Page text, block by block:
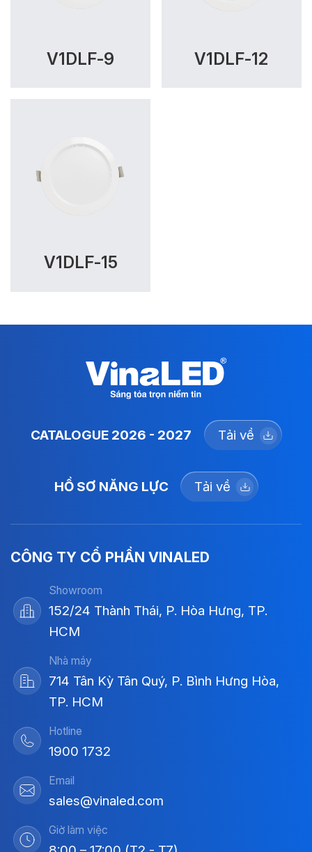
V1DLF-9 V1DLF-12
V1DLF-15
CATALOGUE 2026 - 2027 Tải về
HỒ SƠ NĂNG LỰC Tải về
CÔNG TY CỔ PHẦN VINALED
Showroom
152/24 Thành Thái, P. Hòa Hưng, TP.
HCM
Nhà máy
714 Tân Kỳ Tân Quý, P. Bình Hưng Hòa,
TP. HCM
Hotline
1900 1732
Email
sales@vinaled.com
Giờ làm việc